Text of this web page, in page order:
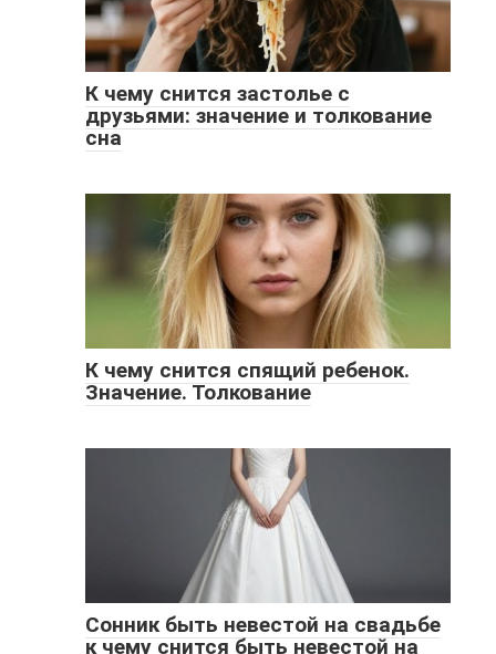
К чему снится застолье с
друзьями: значение и толкование
сна
К чему снится спящий ребенок.
Значение. Толкование
Сонник быть невестой на свадьбе
к чему снится быть невестой на